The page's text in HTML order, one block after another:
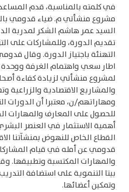
في كلمته بالمناسبة، قدم
مشروع منشأتي م. ضياء قدومي
السيد عمر هاشم الشكر لمدربة
تقديم الدورة، وللمشاركات على
التهنئة باجتياز الدورة. وقال
اطار سعي واهتمام الغرفة
لمشروع منشأتي لزيادة كفاءة
والمشاريع الاقتصادية والزراعية
ومهاراتهم/ن، معتبرا أن الدورات
للحصول على المعارف والمهارات
أهمية الاستثمار في العنصر
القطاع الخاص للنهوض بمنشآتنا
قدومي عن أمله في قيام
والمهارات المكتسبة وتطبيقها.
بيتا التنموية على استضافة
وتمكين أعضائها.